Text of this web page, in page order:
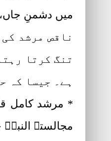
میں دشمنِ
ناقص مرشد
تنگ کرتا
ہے۔ جیسا کہ
* مرشد کامل
مجالستہ النبیؐ